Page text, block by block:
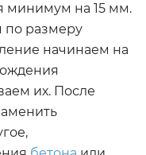
минимум на 15 мм.
по размеру
начинаем на
их. После